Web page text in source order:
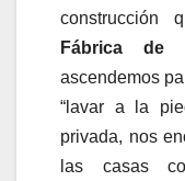
construcción
Fábrica de
ascendemos
“lavar a la
privada, nos
las casas